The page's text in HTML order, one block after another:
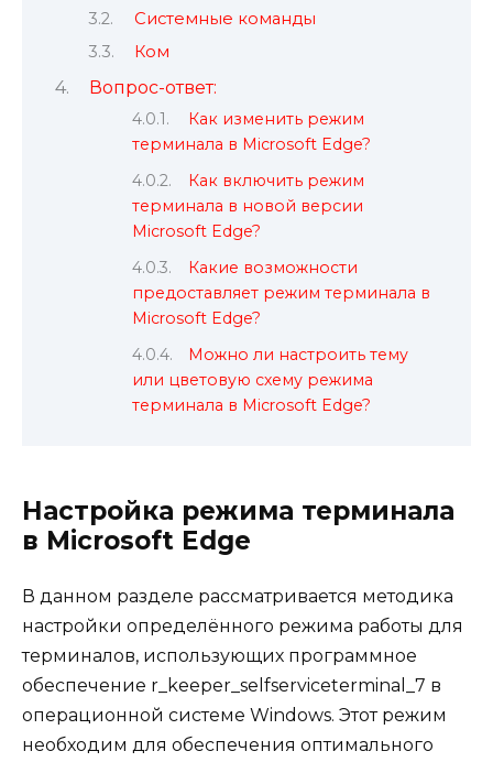
Системные команды
Ком
Вопрос-ответ:
Как изменить режим
терминала в Microsoft Edge?
Как включить режим
терминала в новой версии
Microsoft Edge?
Какие возможности
предоставляет режим терминала в
Microsoft Edge?
Можно ли настроить тему
или цветовую схему режима
терминала в Microsoft Edge?
Настройка режима терминала
в Microsoft Edge
В данном разделе рассматривается методика
настройки определённого режима работы для
терминалов, использующих программное
обеспечение r_keeper_selfserviceterminal_7 в
операционной системе Windows. Этот режим
необходим для обеспечения оптимального